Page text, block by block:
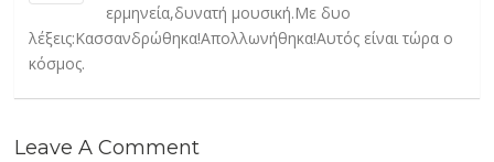
ερμηνεία,δυνατή μουσική.Με δυο
λέξεις:Κασσανδρώθηκα!Aπολλωνήθηκα!Αυτός είναι τώρα ο
κόσμος.
Leave A Comment